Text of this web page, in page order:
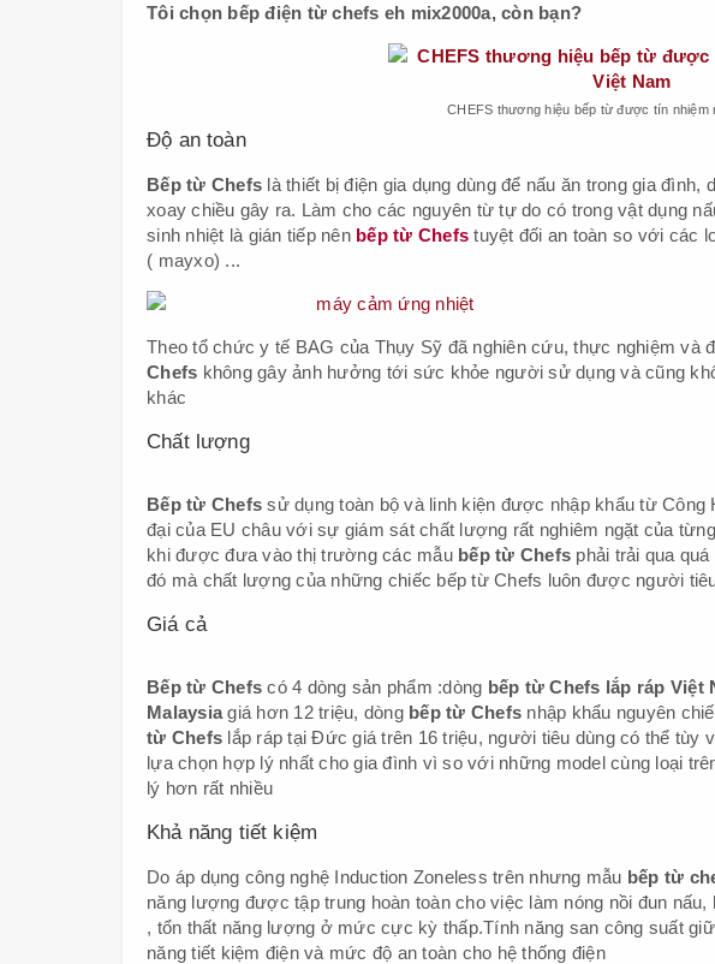
Tôi chọn bếp điện từ chefs eh mix2000a, còn bạn?
CHEFS thương hiệu bếp từ được tín nhiệm
Độ an toàn
Bếp từ Chefs là thiết bị điện gia dụng dùng để nấu ăn trong gia
xoay chiều gây ra. Làm cho các nguyên từ tự do có trong vật dụng
sinh nhiệt là gián tiếp nên bếp từ Chefs tuyệt đối an toàn so với các
( mayxo) ...
Theo tổ chức y tế BAG của Thụy Sỹ đã nghiên cứu, thực nghiệm và
Chefs không gây ảnh hưởng tới sức khỏe người sử dụng và cũng
khác
Chất lượng
Bếp từ Chefs sử dụng toàn bộ và linh kiện được nhập khẩu từ
đại của EU châu với sự giám sát chất lượng rất nghiêm ngặt của
khi được đưa vào thị trường các mẫubếp từ Chefs phải trải qua
đó mà chất lượng của những chiếc bếp từ Chefs luôn được người
Giá cả
Bếp từ Chefs có 4 dòng sản phẩm :dòng bếp từ Chefs lắp ráp Việt
Malaysiagiá hơn 12 triệu, dòng bếp từ Chefs nhập khẩu nguyên
từ Chefs lắp ráp tại Đức giá trên 16 triệu, người tiêu dùng có thể
lựa chọn hợp lý nhất cho gia đình vì so với những model cùng loại
lý hơn rất nhiều
Khả năng tiết kiệm
Do áp dụng công nghệ Induction Zoneless trên nhưng mẫu bếp từ
năng lượng được tập trung hoàn toàn cho việc làm nóng nồi đun nấu,
, tổn thất năng lượng ở mức cực kỳ thấp.Tính năng san công suất
năng tiết kiệm điện và mức độ an toàn cho hệ thống điện